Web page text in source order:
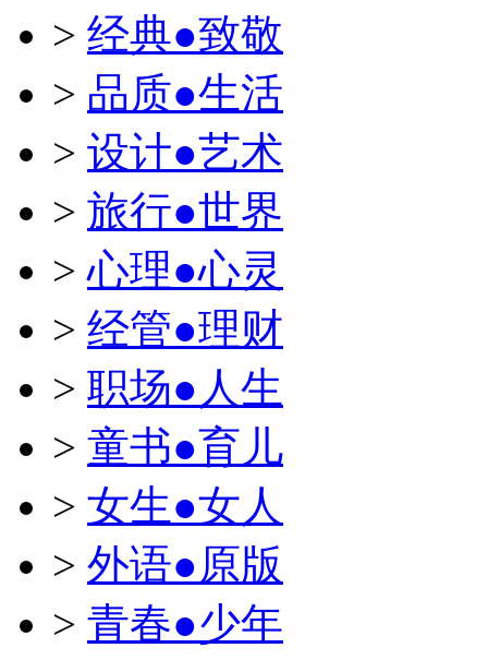
> 经典●致敬
> 品质●生活
> 设计●艺术
> 旅行●世界
>心理●心灵
> 经管●理财
> 职场●人生
> 童书●育儿
> 女生●女人
> 外语●原版
> 青春●少年